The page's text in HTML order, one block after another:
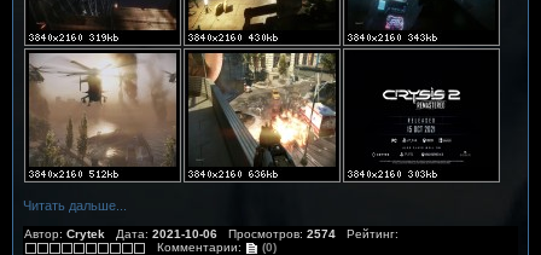
Читать дальше...
Автор: Crytek Дата: 2021-10-06 Просмотров: 2574 Рейтинг:
Комментарии:
(0)